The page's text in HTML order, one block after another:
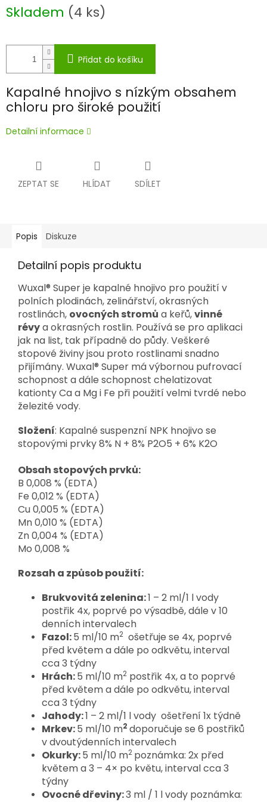
Skladem (4 ks)
Přidat do košíku
Kapalné hnojivo s nízkým obsahem
chloru pro široké použití
Detailní informace
ZEPTAT SE HLÍDAT SDÍLET
Popis Diskuze
Detailní popis produktu
Wuxal® Super je kapalné hnojivo pro použití v
polních plodinách, zelinářství, okrasných
rostlinách, ovocných stromů a keřů,vinné
révya okrasných rostlin. Používá se pro aplikaci
jak na list, tak případně do půdy. Veškeré
stopové živiny jsou proto rostlinami snadno
přijímány. Wuxal® Super má výbornou pufrovací
schopnost a dále schopnost chelatizovat
kationty Ca a Mg i Fe při použití velmi tvrdé nebo
železité vody.
Složení: Kapalné suspenzní NPK hnojivo se
stopovými prvky 8% N + 8% P2O5 + 6% K2O
Obsah stopových prvků:
B 0,008 % (EDTA)
Fe 0,012 % (EDTA)
Cu 0,005 % (EDTA)
Mn 0,010 % (EDTA)
Zn 0,004 % (EDTA)
Mo 0,008 %
Rozsah a způsob použití:
Brukvovitá zelenina:1 – 2 ml/1 l vody
postřik 4x, poprvé po výsadbě, dále v 10
denních intervalech
Fazol:5 ml/10 m2 ošetřuje se 4x, poprvé
před květem a dále po odkvětu, interval
cca 3 týdny
Hrách:5 ml/10 m2 postřik 4x, a to poprvé
před květem a dále po odkvětu, interval
cca 3 týdny
Jahody:1 – 2 ml/1 l vody ošetření 1x týdně
Mrkev:5 ml/10 m2 doporučuje se 6 postřiků
v dvoutýdenních intervalech
Okurky:5 ml/10 m2 poznámka: 2x před
květem a 3 – 4× po květu, interval cca 3
týdny
Ovocné dřeviny:3 ml / 1 l vody poznámka: